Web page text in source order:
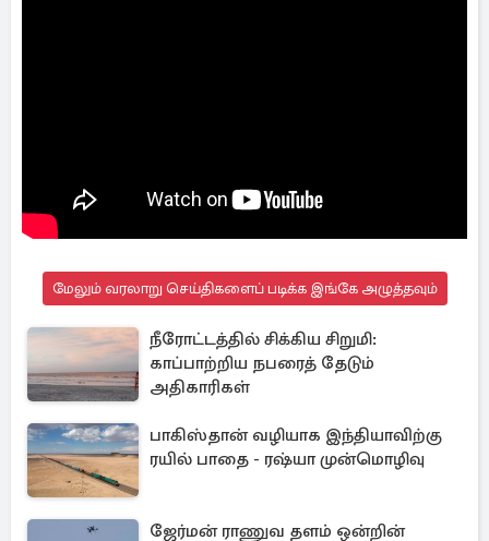
மேலும் வரலாறு செய்திகளைப் படிக்க இங்கே அழுத்தவும்
நீரோட்டத்தில் சிக்கிய சிறுமி:
காப்பாற்றிய நபரைத் தேடும்
அதிகாரிகள்
பாகிஸ்தான் வழியாக இந்தியாவிற்கு
ரயில் பாதை - ரஷ்யா முன்மொழிவு
ஜேர்மன் ராணுவ தளம் ஒன்றின்